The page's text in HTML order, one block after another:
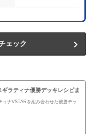
ェック
ギラティナ優勝デッキレシピま
ィナVSTARを組み合わせた優勝デッ